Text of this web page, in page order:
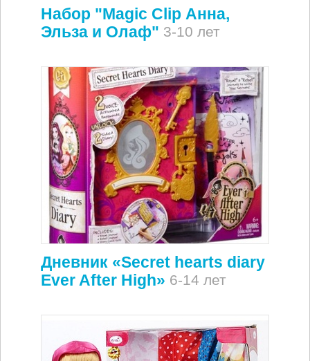
Набор "Magic Сlip Анна,
Эльза и Олаф" 3-10 лет
Дневник «Secret hearts diary
Ever After High» 6-14 лет